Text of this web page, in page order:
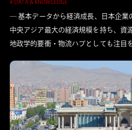
# DATA & KNOWLEDGE
― 基本データから経済成長、日本企業
中央アジア最大の経済規模を持ち、資
地政学的要衝・物流ハブとしても注目